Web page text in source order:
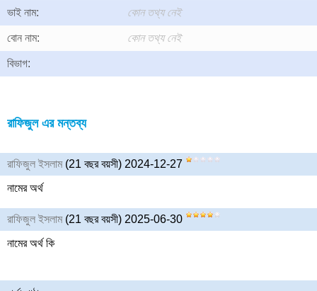
ভাই নাম: কোন তথ্য নেই
বোন নাম: কোন তথ্য নেই
বিভাগ:
রাফিজুল এর মন্তব্য
রাফিজুল ইসলাম(21 বছর বয়সী) 2024-12-27
নামের অর্থ
রাফিজুল ইসলাম(21 বছর বয়সী) 2025-06-30
নামের অর্থ কি